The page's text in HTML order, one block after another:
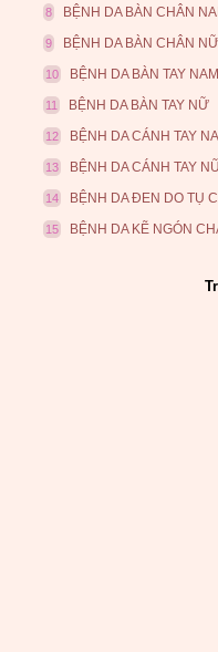
8 BỆNH DA BÀN CHÂN
9 BỆNH DA BÀN CHÂN NỮ
10 BỆNH DA BÀN TAY NAM
11 BỆNH DA BÀN TAY NỮ
12 BỆNH DA CÁNH TAY
13 BỆNH DA CÁNH TAY
14 BỆNH DA ĐEN DO TỤ
15 BỆNH DA KẼ NGÓN